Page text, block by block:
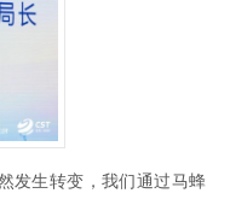
发生转变，我们通过马蜂